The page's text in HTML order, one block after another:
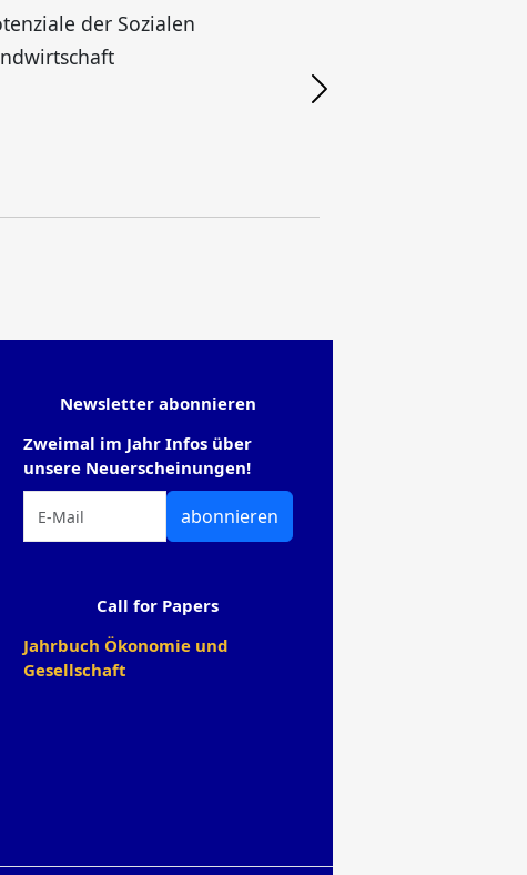
der Sozialen
Newsletter abonnieren
Zweimal im Jahr Infos über
unsere Neuerscheinungen!
abonnieren
Call for Papers
Jahrbuch Ökonomie und
Gesellschaft